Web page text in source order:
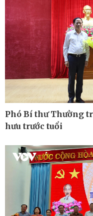
Ô tô
Xe máy
Tư vấn
Phó Bí thư Thường
hưu trước tuổi